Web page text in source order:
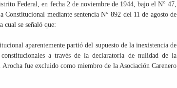
Federal, en fecha 2 de noviembre de 1944, bajo el N° 47,
mediante sentencia N° 892 del 11 de agosto de
cual se señaló que:
aparentemente partió del supuesto de la inexistencia de
a través de la declaratoria de nulidad de la
fue excluido como miembro de la Asociación Carenero